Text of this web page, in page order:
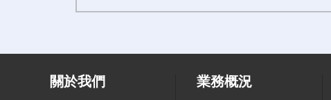
關於我們 業務概況